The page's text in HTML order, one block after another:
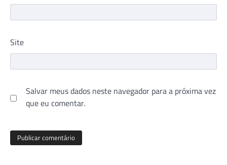
Site
Salvar meus dados neste navegador para a próxima vez
que eu comentar.